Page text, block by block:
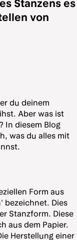
Stanzens es
von
du deinem
Aber was ist
In diesem Blog
was du alles mit
Form aus
bezeichnet. Dies
Stanzform. Diese
aus dem Papier.
Herstellung einer